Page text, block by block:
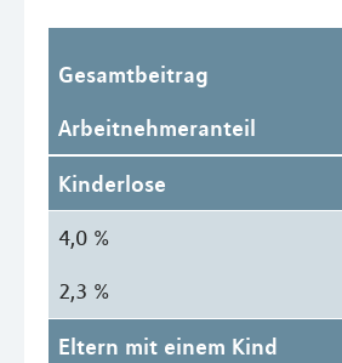
Gesamtbeitrag
Arbeitnehmeranteil
Kinderlose
4,0 %
2,3 %
Eltern mit einem Kind